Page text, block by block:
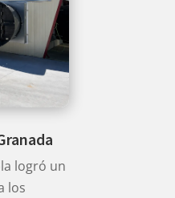
logró un
los